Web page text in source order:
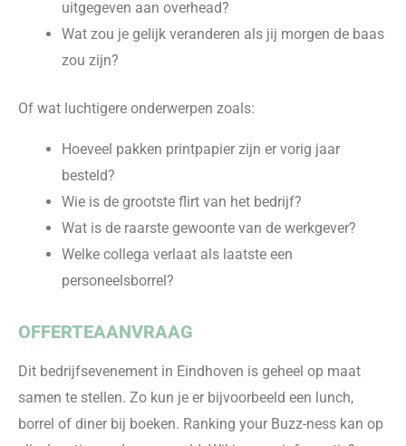
uitgegeven aan overhead?
Wat zou je gelijk veranderen als jij morgen de baas
zou zijn?
Of wat luchtigere onderwerpen zoals:
Hoeveel pakken printpapier zijn er vorig jaar
besteld?
Wie is de grootste flirt van het bedrijf?
Wat is de raarste gewoonte van de werkgever?
Welke collega verlaat als laatste een
personeelsborrel?
OFFERTEAANVRAAG
Dit bedrijfsevenement in Eindhoven is geheel op maat
samen te stellen. Zo kun je er bijvoorbeeld een lunch,
borrel of diner bij boeken. Ranking your Buzz-ness kan op